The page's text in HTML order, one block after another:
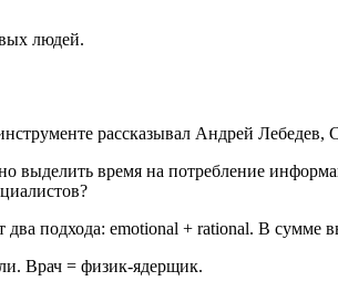
людей.
рассказывал Андрей
выделить время на потребление
подхода: emotional + rational. В сумме
Врач = физик-ядерщик.